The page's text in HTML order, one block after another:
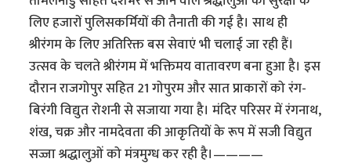
लिए हजारों पुलिसकर्मियों की तैनाती की गई है। साथ ही
श्रीरंगम के लिए अतिरिक्त बस सेवाएं भी चलाई जा रही हैं।
उत्सव के चलते श्रीरंगम में भक्तिमय वातावरण बना हुआ है। इस
दौरान राजगोपुर सहित 21 गोपुरम और सात प्राकारों को रंग-
बिरंगी विद्युत रोशनी से सजाया गया है। मंदिर परिसर में रंगनाथ,
शंख, चक्र और नामदेवता की आकृतियों के रूप में सजी विद्युत
सज्जा श्रद्धालुओं को मंत्रमुग्ध कर रही है।————